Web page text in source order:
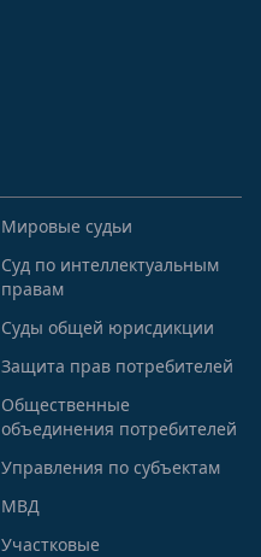
Мировые судьи
Суд по интеллектуальным
правам
Суды общей юрисдикции
Защита прав потребителей
Общественные
объединения потребителей
Управления по субъектам
МВД
Участковые